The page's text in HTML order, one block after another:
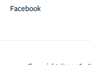
Facebook